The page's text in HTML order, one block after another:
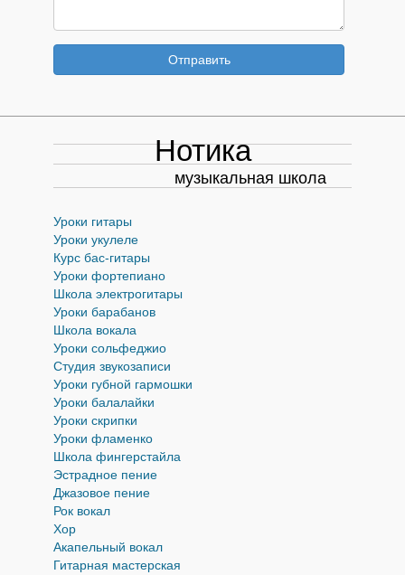
Отправить
Нотика
музыкальная школа
Уроки гитары
Уроки укулеле
Курс бас-гитары
Уроки фортепиано
Школа электрогитары
Уроки барабанов
Школа вокала
Уроки cольфеджио
Студия звукозаписи
Уроки губной гармошки
Уроки балалайки
Уроки скрипки
Уроки фламенко
Школа фингерстайла
Эстрадное пение
Джазовое пение
Рок вокал
Хор
Акапельный вокал
Гитарная мастерская